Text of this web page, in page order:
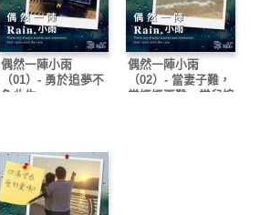
偶然一陣小雨
（01）- 勇於追夢不
負此生
偶然一陣小雨
（02）- 當妻子難，
當媽媽更難，當兒媳